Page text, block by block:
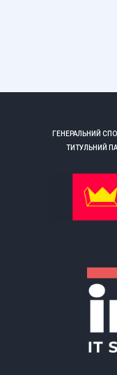
ГЕНЕРАЛЬНИЙ
ТИТУЛЬНИЙ